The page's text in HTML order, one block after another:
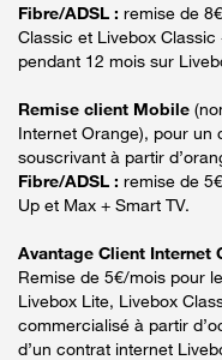
Fibre/ADSL : remise de
Classic et Livebox
pendant 12 mois sur
Remise client Mobile
Internet Orange), pour un
souscrivant à partir
Fibre/ADSL : remise de
Up et Max + Smart TV.
Avantage Client Internet
Remise de 5€/mois pour
Livebox Lite, Livebox
commercialisé à partir
d’un contrat internet